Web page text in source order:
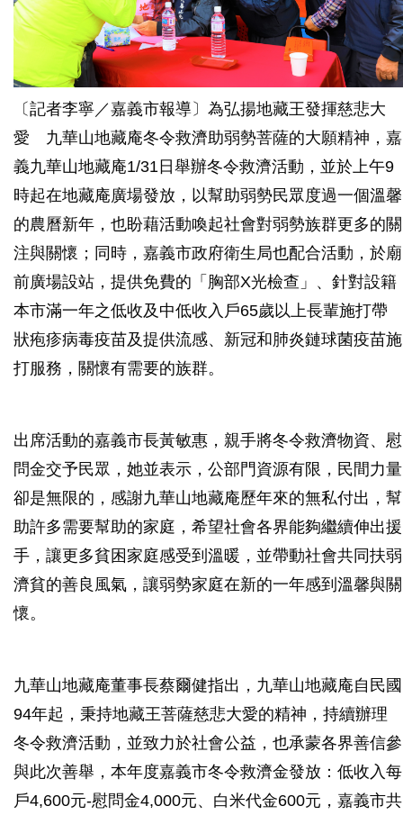
〔記者李寧／嘉義市報導〕為弘揚地藏王發揮慈悲大
愛 九華山地藏庵冬令救濟助弱勢菩薩的大願精神，嘉
義九華山地藏庵1/31日舉辦冬令救濟活動，並於上午9
時起在地藏庵廣場發放，以幫助弱勢民眾度過一個溫馨
的農曆新年，也盼藉活動喚起社會對弱勢族群更多的關
注與關懷；同時，嘉義市政府衛生局也配合活動，於廟
前廣場設站，提供免費的「胸部X光檢查」、針對設籍
本市滿一年之低收及中低收入戶65歲以上長輩施打帶
狀疱疹病毒疫苗及提供流感、新冠和肺炎鏈球菌疫苗施
打服務，關懷有需要的族群。
出席活動的嘉義市長黃敏惠，親手將冬令救濟物資、慰
問金交予民眾，她並表示，公部門資源有限，民間力量
卻是無限的，感謝九華山地藏庵歷年來的無私付出，幫
助許多需要幫助的家庭，希望社會各界能夠繼續伸出援
手，讓更多貧困家庭感受到溫暖，並帶動社會共同扶弱
濟貧的善良風氣，讓弱勢家庭在新的一年感到溫馨與關
懷。
九華山地藏庵董事長蔡爾健指出，九華山地藏庵自民國
94年起，秉持地藏王菩薩慈悲大愛的精神，持續辦理
冬令救濟活動，並致力於社會公益，也承蒙各界善信參
與此次善舉，本年度嘉義市冬令救濟金發放：低收入每
戶4,600元-慰問金4,000元、白米代金600元，嘉義市共